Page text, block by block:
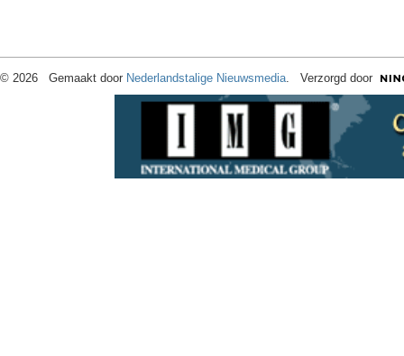
© 2026 Gemaakt door Nederlandstalige Nieuwsmedia . Verzorgd door